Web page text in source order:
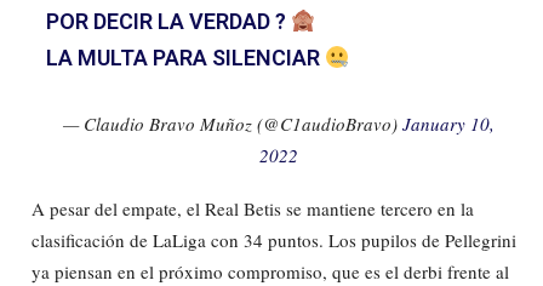
POR DECIR LA VERDAD ?
LA MULTA PARA SILENCIAR
— Claudio Bravo Muñoz (@C1audioBravo) January 10,
2022
A pesar del empate, el Real Betis se mantiene tercero en la
clasificación de LaLiga con 34 puntos. Los pupilos de Pellegrini
ya piensan en el próximo compromiso, que es el derbi frente al